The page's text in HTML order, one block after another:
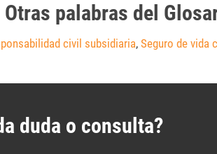
Otras palabras del
civil subsidiaria, Seguro de vida
duda o consulta?